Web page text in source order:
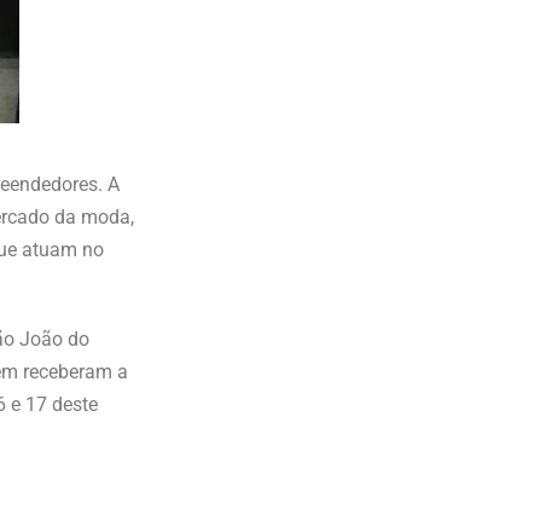
A
da moda,
atuam no
João do
receberam a
e 17 deste